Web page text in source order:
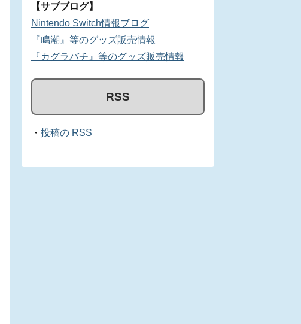
【サブブログ】
Nintendo Switch情報ブログ
『鳴潮』等のグッズ販売情報
『カグラバチ』等のグッズ販売情報
RSS
・ 投稿の RSS